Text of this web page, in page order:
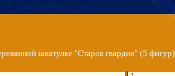
шкатулке "Старая гвардия" (5 фигур)